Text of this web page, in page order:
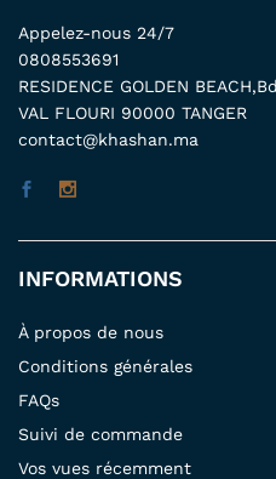
Appelez-nous 24/7
0808553691
RESIDENCE GOLDEN
VAL FLOURI 90000 TANGER
contact@khashan.ma
INFORMATIONS
À propos de nous
Conditions générales
FAQs
Suivi de commande
Vos vues récemment